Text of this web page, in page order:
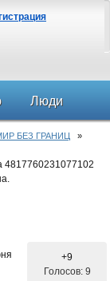
Люди
БЕЗ ГРАНИЦ »
4817760231077102
+9
Голосов: 9